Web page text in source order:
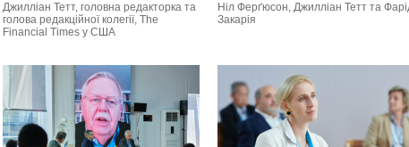
Джилліан Тетт, головна редакторка та
голова редакційної колегії, The
Financial Times у США
Ніл Ферґюсон, Джилліан Тетт та
Закарія